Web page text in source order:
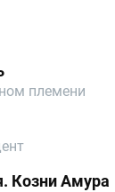
племени
Козни Амура